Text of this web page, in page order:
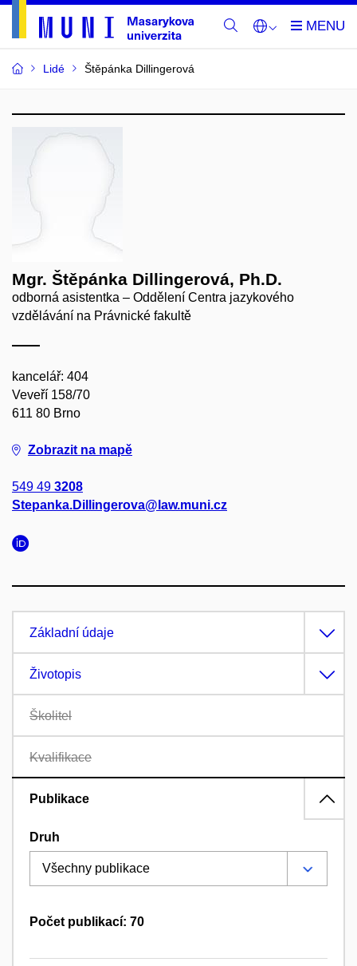
Lidé Štěpánka Dillingerová
Mgr. Štěpánka Dillingerová, Ph.D.
odborná asistentka – Oddělení Centra jazykového
vzdělávání na Právnické fakultě
kancelář: 404
Veveří 158/70
611 80 Brno
Zobrazit na mapě
549 49 3208
Stepanka.Dillingerova@law.muni.cz
Základní údaje
Životopis
Školitel
Kvalifikace
Publikace
Druh
Počet publikací: 70